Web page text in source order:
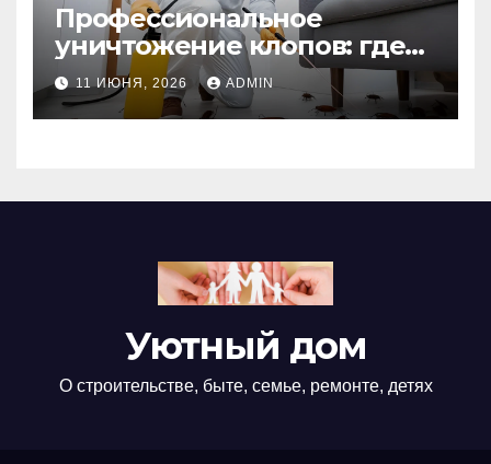
Профессиональное
уничтожение клопов: где
оно необходимо?
11 ИЮНЯ, 2026 ADMIN
Уютный дом
О строительстве, быте, семье, ремонте, детях